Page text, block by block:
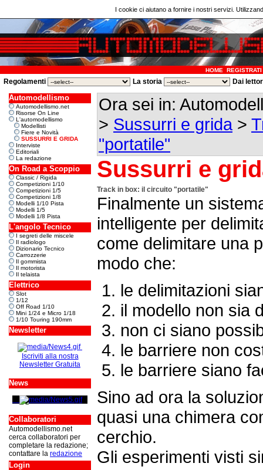
I cookie ci aiutano a fornire i nostri servizi.
HOME REGISTRATI
Regolamenti La storia Dai
Automodellismo
Automodellismo.net
Risorse On Line
L'automodellismo
Modellisti
Fiere e Novità
SUSSURRI E GRIDA
Interviste
Editoriali
La redazione
On Road a Scoppio
Classic / Rigida
Competizioni 1/10
Competizioni 1/5
Competizioni 1/8
Modelli 1/10 Pista
Modelli 1/5
Modelli 1/8 Pista
L'angolo Tecnico
I segreti delle miscele
Il radiologo
Dizionario Tecnico
Carrozzerie
Il gommista
Il motorista
Il telaista
Elettrico
Slot
1/12
Off Road 1/10
Mini 1/24 e Micro 1/18
1/10 Touring 190mm
Newsletter
Iscriviti alla nostra
Newsletter Gratuita
News
Collaboratori
Automodellismo.net
cerca collaboratori per
completare la redazione;
contattare la redazione
Login
Ora sei in:
> Sussurri e grida >
"portatile"
Sussurri e
Track in box: il circuito "portatile"
Finalmente un
intelligente per
come delimitare una
modo che:
le delimitazioni
il modello non sia
non ci siano
le barriere non
le barriere siano
Sino ad ora la
quasi una chimera
cerchio.
Gli esperimenti visti